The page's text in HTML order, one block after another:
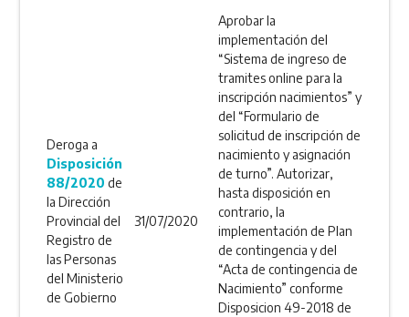
Deroga a
Disposición
88/2020 de
la Dirección
Provincial del
Registro de
las Personas
del Ministerio
de Gobierno
31/07/2020
Aprobar la
implementación del
“Sistema de ingreso de
tramites online para la
inscripción nacimientos” y
del “Formulario de
solicitud de inscripción de
nacimiento y asignación
de turno”. Autorizar,
hasta disposición en
contrario, la
implementación de Plan
de contingencia y del
“Acta de contingencia de
Nacimiento” conforme
Disposicion 49-2018 de